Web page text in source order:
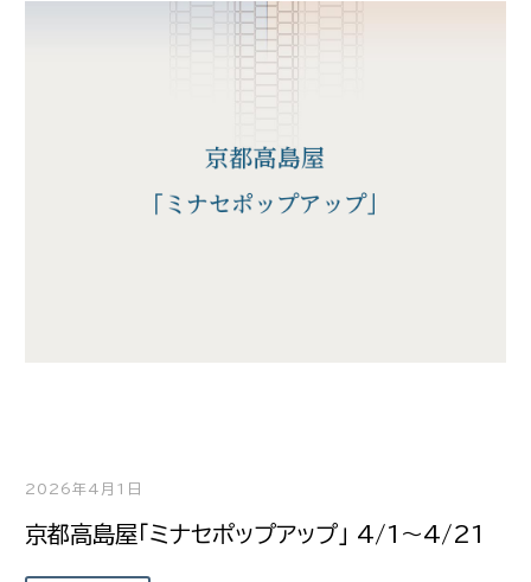
2026年4月1日
京都高島屋「ミナセポップアップ」 4/1～4/21